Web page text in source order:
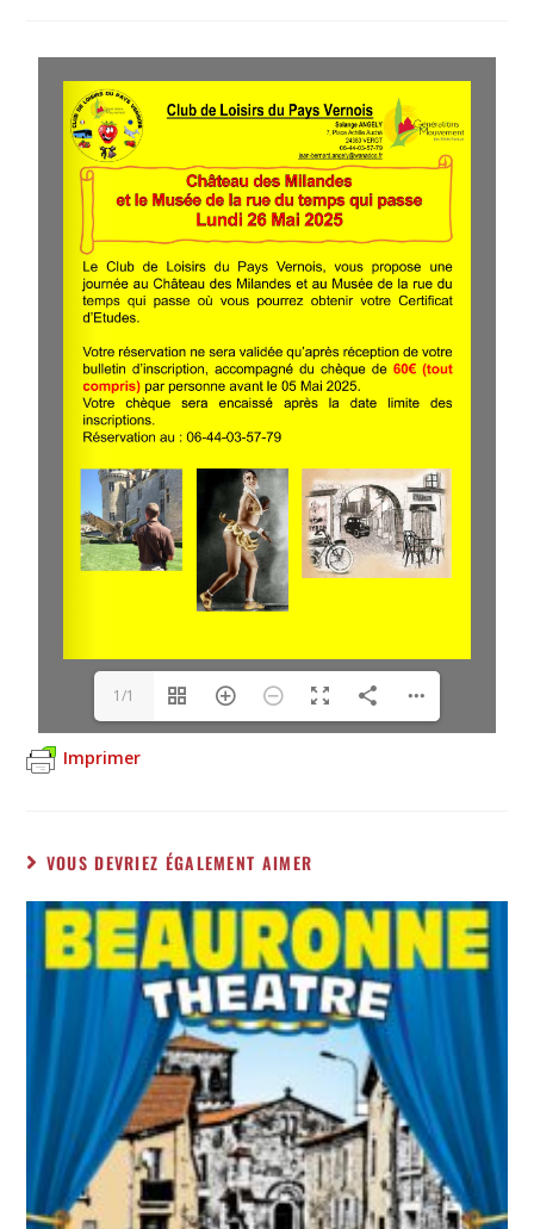
1/1
Imprimer
VOUS DEVRIEZ ÉGALEMENT AIMER